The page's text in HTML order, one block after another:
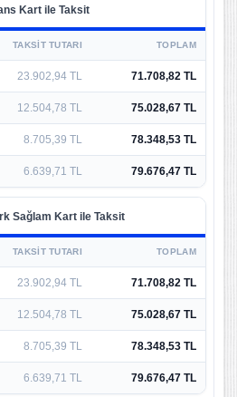
Kart ile Taksit
TAKSIT TUTARI TOPLAM
23.902,94 TL 71.708,82 TL
12.504,78 TL 75.028,67 TL
8.705,39 TL 78.348,53 TL
6.639,71 TL 79.676,47 TL
Sağlam Kart ile Taksit
TAKSIT TUTARI TOPLAM
23.902,94 TL 71.708,82 TL
12.504,78 TL 75.028,67 TL
8.705,39 TL 78.348,53 TL
6.639,71 TL 79.676,47 TL